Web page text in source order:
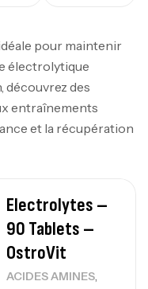
pour maintenir
électrolytique
découvrez des
entraînements
et la récupération
Electrolytes –
90 Tablets –
OstroVit
ACIDES AMINES,